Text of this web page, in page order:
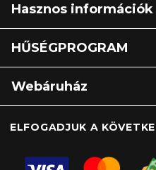
Hasznos információk
HŰSÉGPROGRAM
Webáruház
ELFOGADJUK A